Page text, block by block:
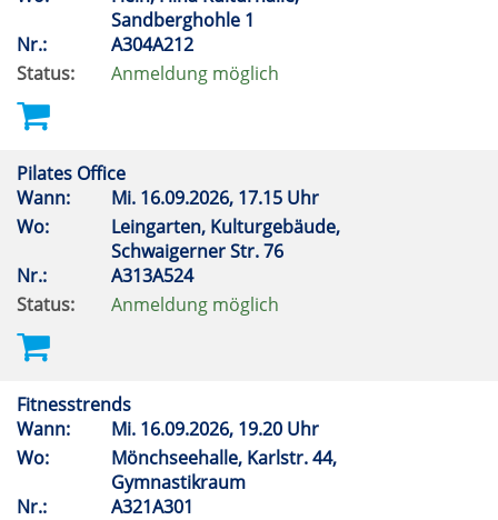
Sandberghohle 1
Nr.:
A304A212
Status:
Anmeldung möglich
Pilates Office
Wann:
Mi. 16.09.2026, 17.15 Uhr
Wo:
Leingarten, Kulturgebäude,
Schwaigerner Str. 76
Nr.:
A313A524
Status:
Anmeldung möglich
Fitnesstrends
Wann:
Mi. 16.09.2026, 19.20 Uhr
Wo:
Mönchseehalle, Karlstr. 44,
Gymnastikraum
Nr.:
A321A301